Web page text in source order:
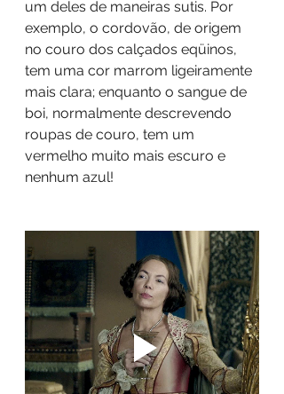
um deles de maneiras sutis. Por
exemplo, o cordovão, de origem
no couro dos calçados eqüinos,
tem uma cor marrom ligeiramente
mais clara; enquanto o sangue de
boi, normalmente descrevendo
roupas de couro, tem um
vermelho muito mais escuro e
nenhum azul!